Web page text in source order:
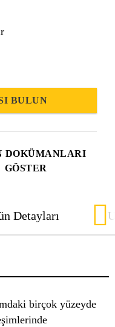
DOKÜMANLARI
GÖSTER
BULUN
Detayları
birçok yüzeyde